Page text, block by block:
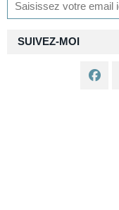
SUIVEZ-MOI